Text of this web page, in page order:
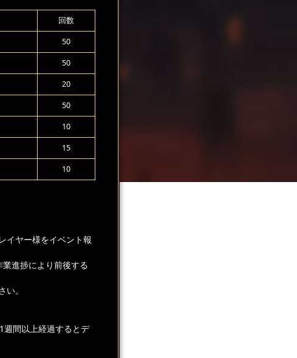
回数
50
50
20
50
10
15
10
イヤー様をイベント報
進捗により前後する
。
間以上経過するとデ